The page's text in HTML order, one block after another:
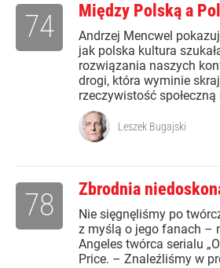
Między Polską a
Andrzej Mencwel
jak polska kultura
rozwiązania naszych
drogi, która wyminie
rzeczywistość
74
Leszek Bugajski
Zbrodnia
Nie sięgnęliśmy po
z myślą o jego fanach –
Angeles twórca serialu
Price. – Znaleźliśmy w
78